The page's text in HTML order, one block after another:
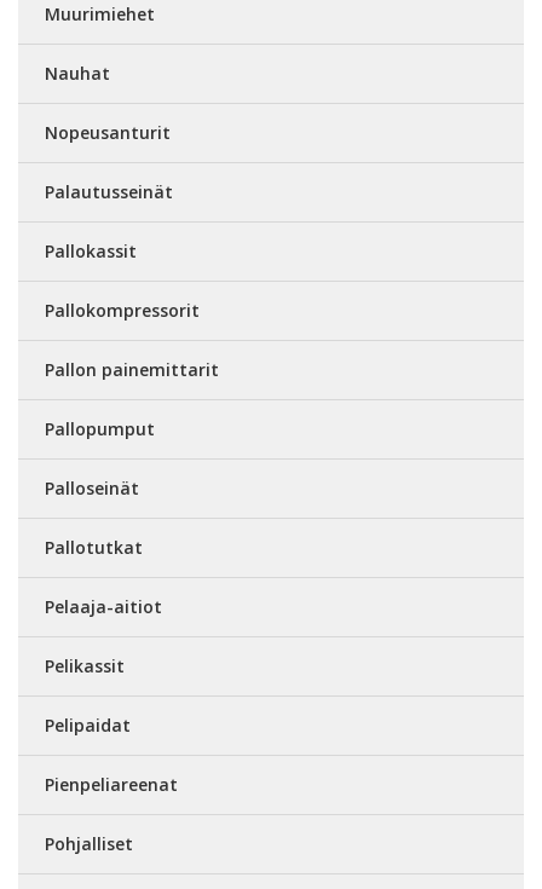
Muurimiehet
Nauhat
Nopeusanturit
Palautusseinät
Pallokassit
Pallokompressorit
Pallon painemittarit
Pallopumput
Palloseinät
Pallotutkat
Pelaaja-aitiot
Pelikassit
Pelipaidat
Pienpeliareenat
Pohjalliset